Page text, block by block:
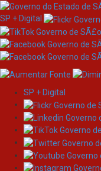
Skip
navigation
SP + Digital
SP + Digital
Search